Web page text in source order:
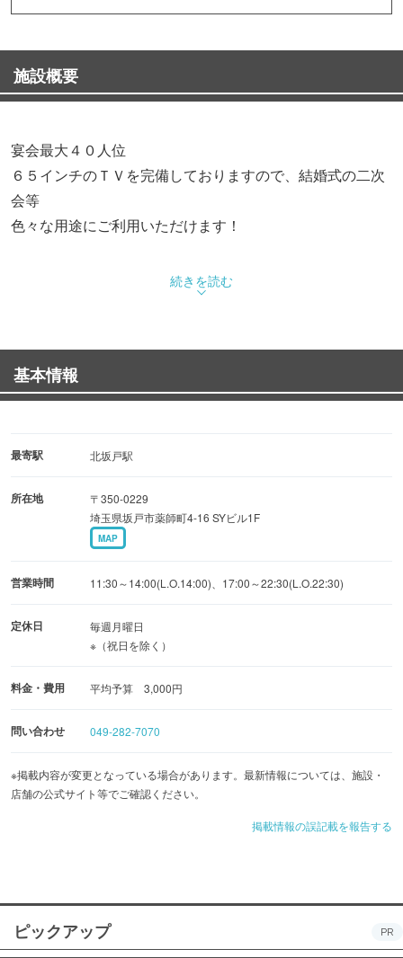
施設概要
宴会最大４０人位
６５インチのＴＶを完備しておりますので、結婚式の二次
会等
色々な用途にご利用いただけます！
予算に合わせた飲み放題付きコース料理もできますので、
メニューに無いお酒・料理、最低三日前からの予約により
可能な限りご用意させていただきます！
続きを読む
基本情報
最寄駅 北坂戸駅
所在地
〒350-0229
埼玉県坂戸市薬師町4-16 SYビル1F
MAP
営業時間 11:30～14:00(L.O.14:00)、17:00～22:30(L.O.22:30)
定休日
毎週月曜日
※（祝日を除く）
料金・費用 平均予算 3,000円
問い合わせ 049-282-7070
※掲載内容が変更となっている場合があります。最新情報については、施設・
店舗の公式サイト等でご確認ください。
掲載情報の誤記載を報告する
ピックアップ PR